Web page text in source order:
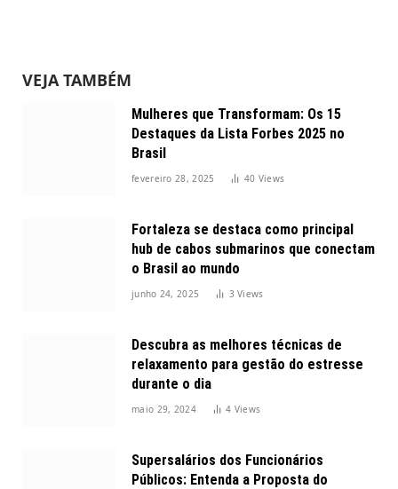
VEJA TAMBÉM
Mulheres que Transformam: Os 15
Destaques da Lista Forbes 2025 no
Brasil
fevereiro 28, 2025 40 Views
Fortaleza se destaca como principal
hub de cabos submarinos que conectam
o Brasil ao mundo
junho 24, 2025 3Views
Descubra as melhores técnicas de
relaxamento para gestão do estresse
durante o dia
maio 29, 2024 4 Views
Supersalários dos Funcionários
Públicos: Entenda a Proposta do